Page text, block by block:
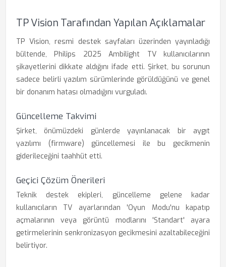
TP Vision Tarafından Yapılan Açıklamalar
TP Vision, resmi destek sayfaları üzerinden yayınladığı
bültende, Philips 2025 Ambilight TV kullanıcılarının
şikayetlerini dikkate aldığını ifade etti. Şirket, bu sorunun
sadece belirli yazılım sürümlerinde görüldüğünü ve genel
bir donanım hatası olmadığını vurguladı.
Güncelleme Takvimi
Şirket, önümüzdeki günlerde yayınlanacak bir aygıt
yazılımı (firmware) güncellemesi ile bu gecikmenin
giderileceğini taahhüt etti.
Geçici Çözüm Önerileri
Teknik destek ekipleri, güncelleme gelene kadar
kullanıcıların TV ayarlarından 'Oyun Modu'nu kapatıp
açmalarının veya görüntü modlarını 'Standart' ayara
getirmelerinin senkronizasyon gecikmesini azaltabileceğini
belirtiyor.